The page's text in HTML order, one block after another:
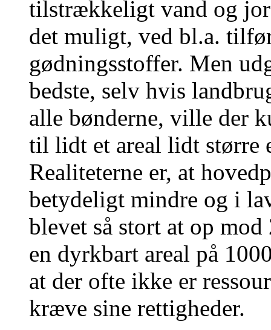
tilstrækkeligt vand og
det muligt, ved bl.a.
gødningsstoffer. Men
bedste, selv hvis
alle bønderne, ville der
til lidt et areal lidt større
Realiteterne er, at
betydeligt mindre og i
blevet så stort at op
en dyrkbart areal på
at der ofte ikke er
kræve sine rettigheder.